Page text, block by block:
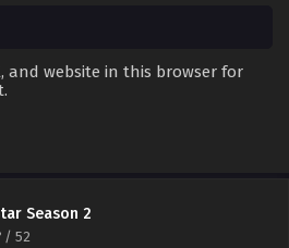
and website in this browser for
Season 2
/ 52